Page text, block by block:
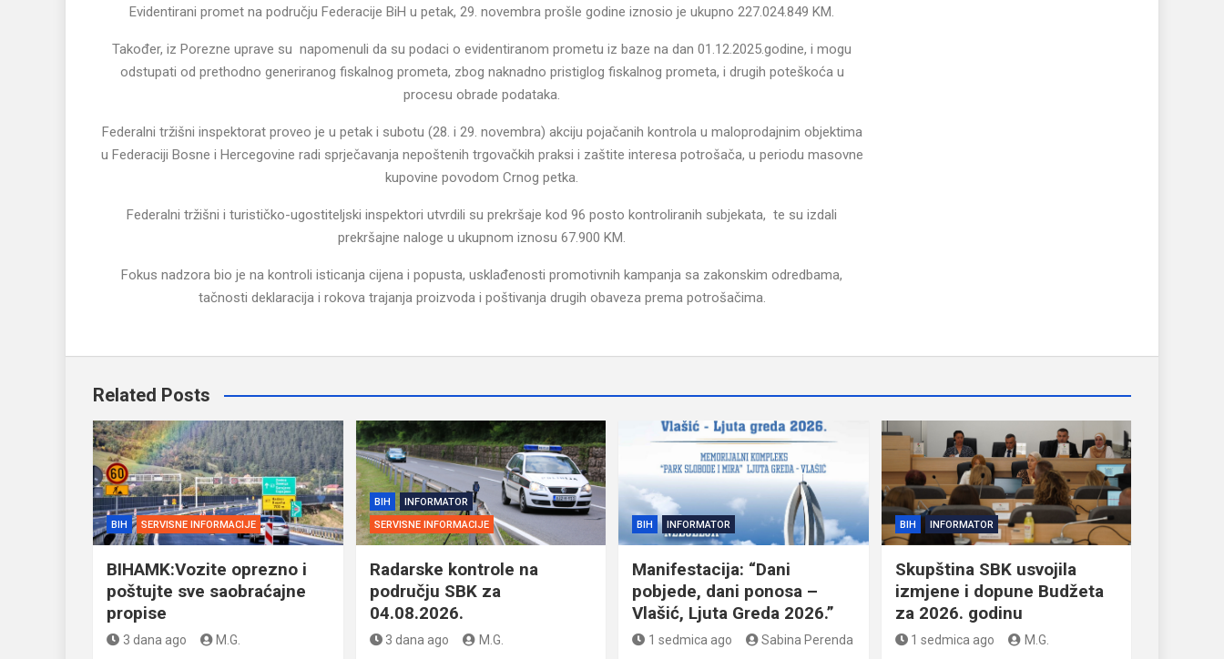
Evidentirani promet na području Federacije BiH u petak, 29. novembra prošle godine iznosio je ukupno 227.024.849 KM.
Također, iz Porezne uprave su napomenuli da su podaci o evidentiranom prometu iz baze na dan 01.12.2025.godine, i mogu
odstupati od prethodno generiranog fiskalnog prometa, zbog naknadno pristiglog fiskalnog prometa, i drugih poteškoća u
procesu obrade podataka.
Federalni tržišni inspektorat proveo je u petak i subotu (28. i 29. novembra) akciju pojačanih kontrola u maloprodajnim objektima
u Federaciji Bosne i Hercegovine radi sprječavanja nepoštenih trgovačkih praksi i zaštite interesa potrošača, u periodu masovne
kupovine povodom Crnog petka.
Federalni tržišni i turističko-ugostiteljski inspektori utvrdili su prekršaje kod 96 posto kontroliranih subjekata, te su izdali
prekršajne naloge u ukupnom iznosu 67.900 KM.
Fokus nadzora bio je na kontroli isticanja cijena i popusta, usklađenosti promotivnih kampanja sa zakonskim odredbama,
tačnosti deklaracija i rokova trajanja proizvoda i poštivanja drugih obaveza prema potrošačima.
Related Posts
BIH SERVISNE INFORMACIJE
BIHAMK:Vozite oprezno i
poštujte sve saobraćajne
propise
3 dana ago M.G.
BIH
INFORMATOR
SERVISNE INFORMACIJE
Radarske kontrole na
području SBK za
04.08.2026.
3 dana ago M.G.
BIH INFORMATOR
Manifestacija: “Dani
pobjede, dani ponosa –
Vlašić, Ljuta Greda 2026.”
1 sedmica ago Sabina Perenda
BIH INFORMATOR
Skupština SBK usvojila
izmjene i dopune Budžeta
za 2026. godinu
1 sedmica ago M.G.